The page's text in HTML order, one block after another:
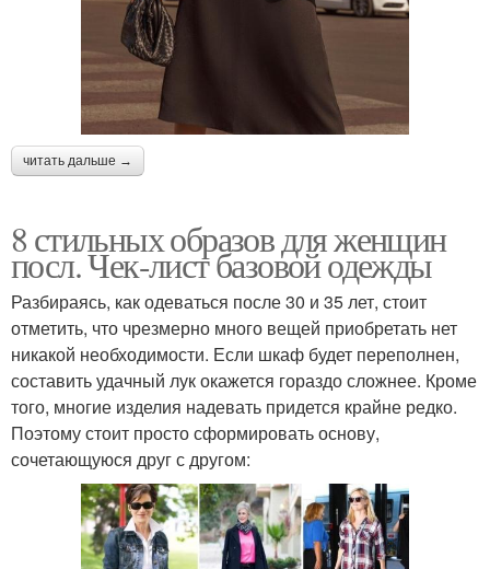
читать дальше →
8 стильных образов для женщин
посл. Чек-лист базовой одежды
Разбираясь, как одеваться после 30 и 35 лет, стоит
отметить, что чрезмерно много вещей приобретать нет
никакой необходимости. Если шкаф будет переполнен,
составить удачный лук окажется гораздо сложнее. Кроме
того, многие изделия надевать придется крайне редко.
Поэтому стоит просто сформировать основу,
сочетающуюся друг с другом: